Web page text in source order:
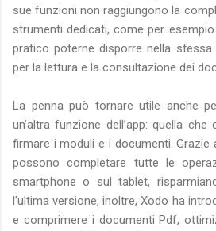
sue funzioni non raggiungono la
strumenti dedicati, come per
pratico poterne disporre nella
per la lettura e la consultazione dei
La penna può tornare utile anche
un’altra funzione dell’app: quella
firmare i moduli e i documenti. Grazie
possono completare tutte le
smartphone o sul tablet,
l’ultima versione, inoltre, Xodo ha
e comprimere i documenti Pdf,